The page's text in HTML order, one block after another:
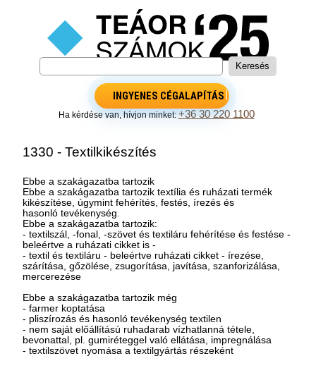
INGYENES CÉGALAPÍTÁS
Ha kérdése van, hívjon minket:+36 30 220 1100
1330 - Textilkikészítés
Ebbe a szakágazatba tartozik
Ebbe a szakágazatba tartozik textília és ruházati termék
kikészítése, úgymint fehérítés, festés, írezés és
hasonló tevékenység.
Ebbe a szakágazatba tartozik:
- textilszál, -fonal, -szövet és textiláru fehérítése és festése -
beleértve a ruházati cikket is -
- textil és textiláru - beleértve ruházati cikket - írezése,
szárítása, gőzölése, zsugorítása, javítása, szanforizálása,
mercerezése
Ebbe a szakágazatba tartozik még
- farmer koptatása
- pliszírozás és hasonló tevékenység textilen
- nem saját előállítású ruhadarab vízhatlanná tétele,
bevonattal, pl. gumiréteggel való ellátása, impregnálása
- textilszövet nyomása a textilgyártás részeként